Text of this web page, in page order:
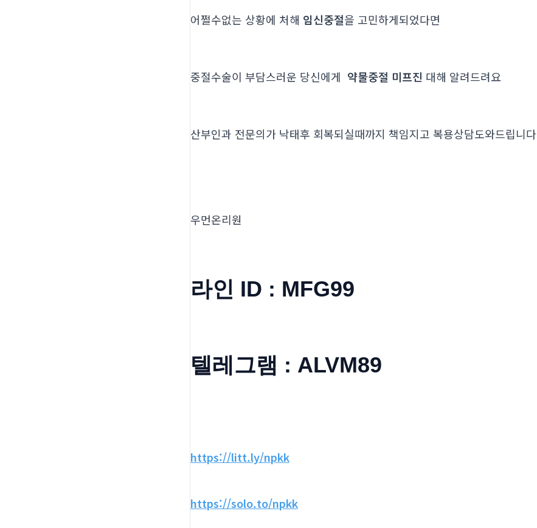
어쩔수없는 상황에 처해 임신중절을 고민하게되었다면
중절수술이 부담스러운 당신에게 약물중절 미프진 대해 알려드려요
산부인과 전문의가 낙태후 회복되실때까지 책임지고 복용상담도와드립니다
우먼온리원
라인 ID : MFG99
텔레그램 : ALVM89
https://litt.ly/npkk
https://solo.to/npkk